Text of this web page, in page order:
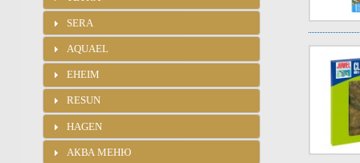
SERA
AQUAEL
EHEIM
RESUN
HAGEN
АКВА МЕНЮ